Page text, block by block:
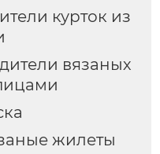
курток из
вязаных
жилеты